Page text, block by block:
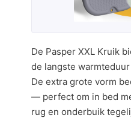
De Pasper XXL Kruik
de langste
De extra grote vorm
— perfect om in bed
rug en onderbuik